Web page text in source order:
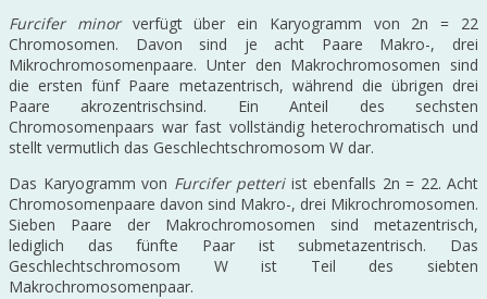
Furcifer minorverfügt über ein Karyogramm von 2n = 22
Chromosomen. Davon sind je acht Paare Makro-, drei
Mikrochromosomenpaare. Unter den Makrochromosomen sind
die ersten fünf Paare metazentrisch, während die übrigen drei
Paare akrozentrischsind. Ein Anteil des sechsten
Chromosomenpaars war fast vollständig heterochromatisch und
stellt vermutlich das Geschlechtschromosom W dar.
Das Karyogramm von Furcifer petteriist ebenfalls 2n = 22. Acht
Chromosomenpaare davon sind Makro-, drei Mikrochromosomen.
Sieben Paare der Makrochromosomen sind metazentrisch,
lediglich das fünfte Paar ist submetazentrisch. Das
Geschlechtschromosom W ist Teil des siebten
Makrochromosomenpaar.